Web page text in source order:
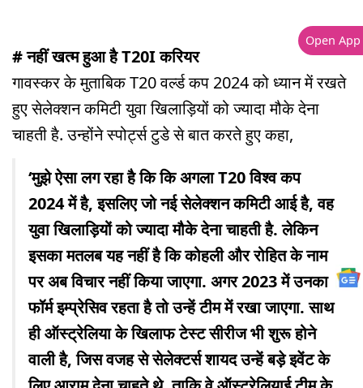
# नहीं खत्म हुआ है T20I करियर
गावस्कर के मुताबिक T20 वर्ल्ड कप 2024 को ध्यान में रखते
हुए सेलेक्शन कमिटी युवा खिलाड़ियों को ज्यादा मौके देना
चाहती है. उन्होंने स्पोर्ट्स टुडे से बात करते हुए कहा,
‘मुझे ऐसा लग रहा है कि कि अगला T20 विश्व कप
2024 में है, इसलिए जो नई सेलेक्शन कमिटी आई है, वह
युवा खिलाड़ियों को ज्यादा मौके देना चाहती है. लेकिन
इसका मतलब यह नहीं है कि कोहली और रोहित के नाम
पर अब विचार नहीं किया जाएगा. अगर 2023 में उनका
फॉर्म इम्प्रेसिव रहता है तो उन्हें टीम में रखा जाएगा. साथ
ही ऑस्ट्रेलिया के खिलाफ टेस्ट सीरीज भी शुरू होने
वाली है, जिस वजह से सेलेक्टर्स शायद उन्हें बड़े इवेंट के
Open App